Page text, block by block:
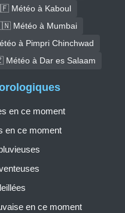
Météo à Kaboul
Météo à Mumbai
à Pimpri Chinchwad
à Dar es Salaam
en ce moment
en ce moment
en ce moment